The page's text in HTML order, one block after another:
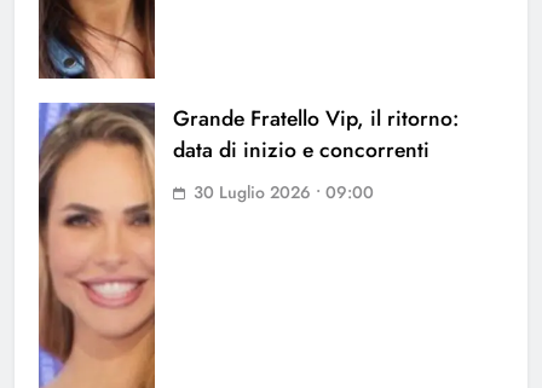
Grande Fratello Vip, il ritorno:
data di inizio e concorrenti
30 Luglio 2026 • 09:00